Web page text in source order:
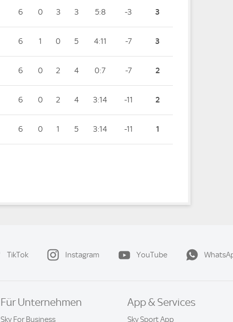
6 0 3 3 5:8 -3 3
6 1 0 5 4:11 -7 3
6 0 2 4 0:7 -7 2
6 0 2 4 3:14 -11 2
6 0 1 5 3:14 -11 1
TikTok Instagram YouTube
Für Unternehmen
Sky For Business
App & Services
Sky Sport App